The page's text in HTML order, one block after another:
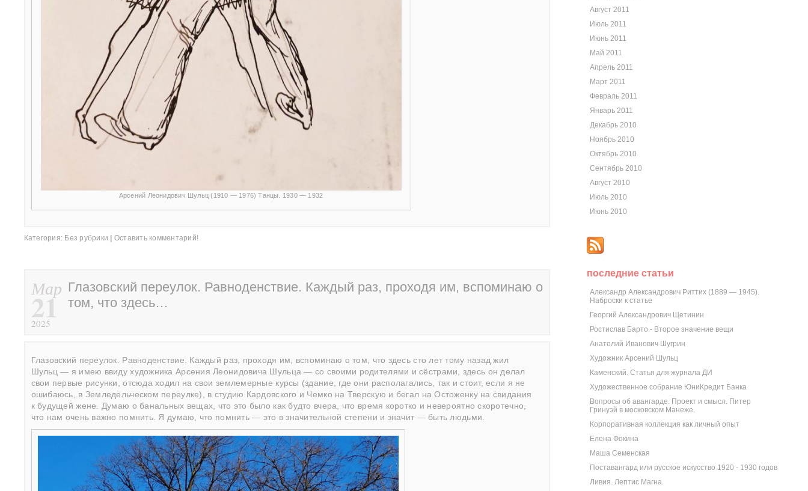
Арсений Леонидович Шульц (1910 — 1976) Танцы. 1930 — 1932
Категория: Без рубрики Оставить комментарий!
Мар
21
2025
Глазовский переулок. Равноденствие. Каждый раз, проходя им, вспоминаю о
том, что здесь…
Глазовский переулок. Равноденствие. Каждый раз, проходя им, вспоминаю о том, что здесь сто лет тому назад жил
Шульц — я имею ввиду художника Арсения Леонидовича Шульца — со своими родителями и сёстрами, здесь он делал
свои первые рисунки, отсюда ходил на свои землемерные курсы (здание, где они располагались, так и стоит, если я не
ошибаюсь, в Земледельческом переулке), в студию Кардовского и Чемко на Тверскую и бегал на Остоженку на свидания
к будущей жене. Думаю о банальных вещах, что это было как будто вчера, что время коротко и невероятно скоротечно,
что нам очень важно помнить. Я думаю, что помнить — это в значительной степени и значит — быть людьми.
Август 2011
Июль 2011
Июнь 2011
Май 2011
Апрель 2011
Март 2011
Февраль 2011
Январь 2011
Декабрь 2010
Ноябрь 2010
Октябрь 2010
Сентябрь 2010
Август 2010
Июль 2010
Июнь 2010
последние статьи
Александр Александрович Риттих (1889 — 1945).
Наброски к статье
Георгий Александрович Щетинин
Ростислав Барто - Второе значение вещи
Анатолий Иванович Шугрин
Художник Арсений Шульц
Каменский. Статья для журнала ДИ
Художественное собрание ЮниКредит Банка
Вопросы об авангарде. Проект и смысл. Питер
Гринуэй в московском Манеже.
Корпоративная коллекция как личный опыт
Елена Фокина
Маша Семенская
Поставангард или русское искусство 1920 - 1930 годов
Ливия. Лептис Магна.